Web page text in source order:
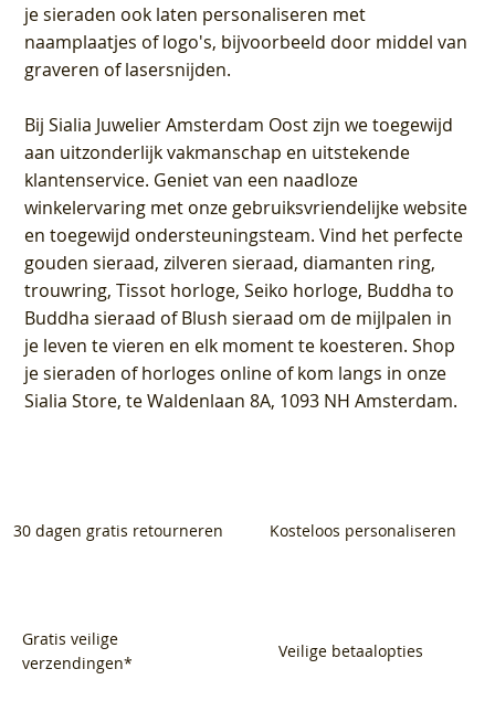
je sieraden ook laten personaliseren met
naamplaatjes of logo's, bijvoorbeeld door middel van
graveren of lasersnijden.
BijSialia Juwelier Amsterdam Oostzijn we toegewijd
aan uitzonderlijk vakmanschap en uitstekende
klantenservice. Geniet van een naadloze
winkelervaring met onze gebruiksvriendelijke website
en toegewijd ondersteuningsteam. Vind het perfecte
gouden sieraad, zilveren sieraad, diamanten ring,
trouwring, Tissot horloge, Seiko horloge, Buddha to
Buddha sieraad of Blush sieraad om de mijlpalen in
je leven te vieren en elk moment te koesteren. Shop
je sieraden of horloges online of kom langs in onze
Sialia Store, te Waldenlaan 8A, 1093 NH Amsterdam.
30 dagen gratis retourneren Kosteloos personaliseren
Gratis veilige
verzendingen*
Veilige betaalopties